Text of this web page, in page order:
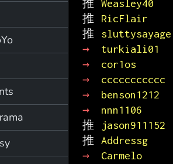
推 Weasley40
推
RicFlair
推
sluttysayage
→
turkiali01
→
cor1os
→
ccccccccccc
→
benson1212
→
nnn1106
推
jason911152
推 Addressg
→
Carmelo